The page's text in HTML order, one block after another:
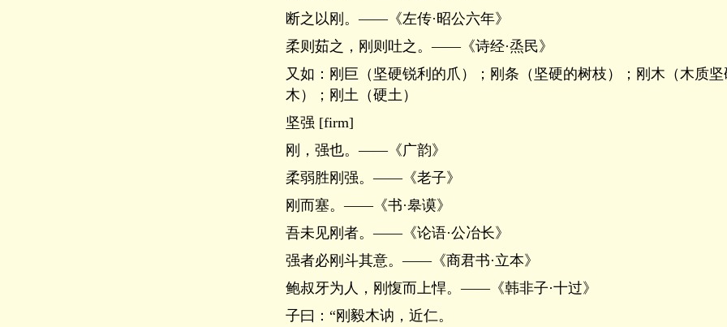
断之以刚。――《左传·昭公六年》
柔则茹之，刚则吐之。――《诗经·烝民》
又如：刚巨（坚硬锐利的爪）；刚条（坚硬的树枝）；刚木（木质
木）；刚土（硬土）
坚强 [firm]
刚，强也。――《广韵》
柔弱胜刚强。――《老子》
刚而塞。――《书·皋谟》
吾未见刚者。――《论语·公冶长》
强者必刚斗其意。――《商君书·立本》
鲍叔牙为人，刚愎而上悍。――《韩非子·十过》
子曰：“刚毅木讷，近仁。